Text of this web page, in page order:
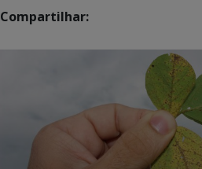
Compartilhar: